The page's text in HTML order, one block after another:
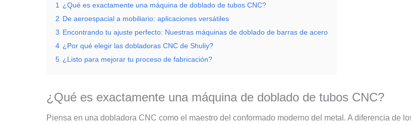
1
¿Qué es exactamente una máquina de doblado de tubos CNC?
2 De aeroespacial a mobiliario: aplicaciones versátiles
3 Encontrando tu ajuste perfecto: Nuestras máquinas de doblado de barras de acero
4 ¿Por qué elegir las dobladoras CNC de Shuliy?
5 ¿Listo para mejorar tu proceso de fabricación?
¿Qué es exactamente una máquina de doblado de tubos CNC?
Piensa en una dobladora CNC como el maestro del conformado moderno del metal. A diferencia de